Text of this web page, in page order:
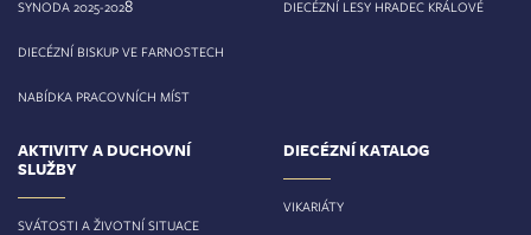
SYNODA 2025-2028
DIECÉZNÍ BISKUP VE FARNOSTECH
NABÍDKA PRACOVNÍCH MÍST
DIECÉZNÍ LESY HRADEC KRÁLOVÉ
AKTIVITY A DUCHOVNÍ
SLUŽBY
SVÁTOSTI A ŽIVOTNÍ SITUACE
DIECÉZNÍ KATALOG
VIKARIÁTY